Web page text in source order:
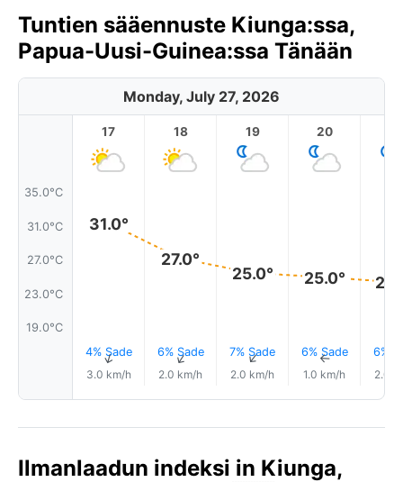
Tuntien sääennuste Kiunga:ssa,
Papua-Uusi-Guinea:ssa Tänään
Monday, July 27, 2026
35.0°C
31.0°C
27.0°C
23.0°C
19.0°C
17
31.0°
4% Sade
↑
3.0 km/h
18
27.0°
6% Sade
↑
2.0 km/h
19
25.0°
7% Sade
↑
2.0 km/h
20
25.0°
6% Sade
↑
1.0 km/h
6%
2.0
Ilmanlaadun indeksi in Kiunga,